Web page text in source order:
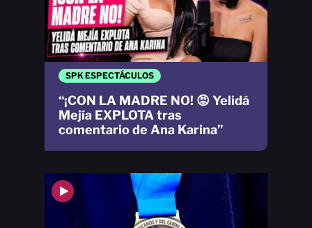
SPK ESPECTÁCULOS
“¡CON LA MADRE NO! 😡 Yelidá
Mejía EXPLOTA tras
comentario de Ana Karina”